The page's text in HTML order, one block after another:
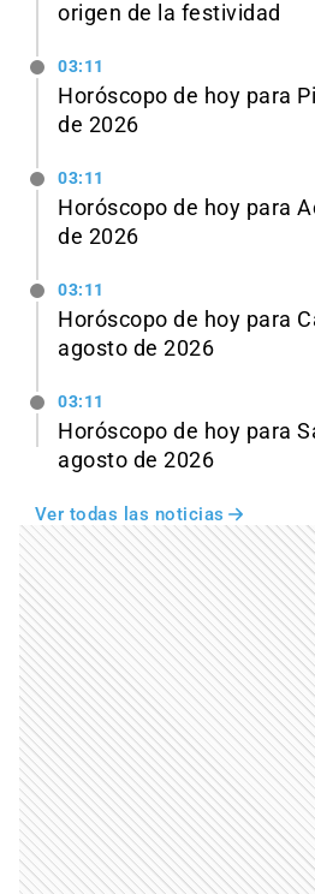
origen de la festividad
03:11
Horóscopo de hoy para
de 2026
03:11
Horóscopo de hoy para
de 2026
03:11
Horóscopo de hoy para
agosto de 2026
03:11
Horóscopo de hoy para
agosto de 2026
Ver todas las noticias